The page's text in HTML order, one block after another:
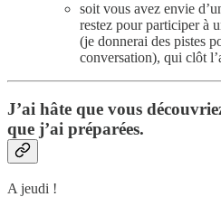
soit vous avez envie
restez pour participer à
(je donnerai des pistes
conversation), qui clôt
J’ai hâte que vous
que j’ai préparées.
A jeudi !